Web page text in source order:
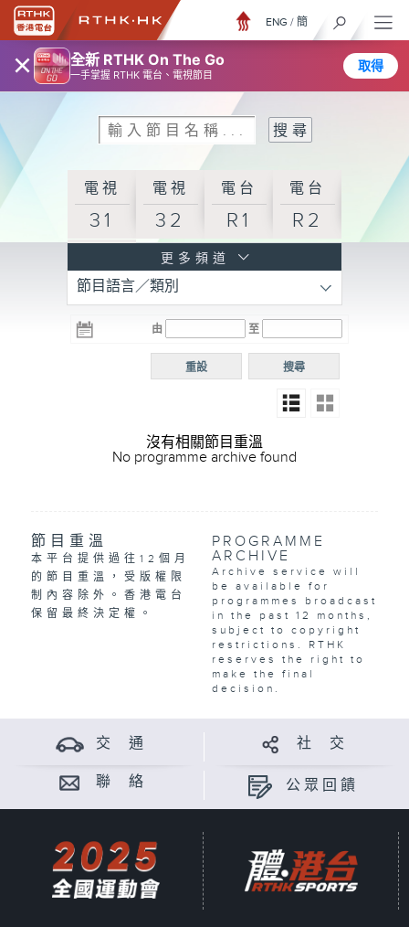
× 全新 RTHK On The Go
一手掌握 RTHK 電台、電視節目
取得
ENG / 簡
電視
31
電視
32
電台
R1
電台
R2
R3
電台 電台
R5
電台
普通
更多頻道
節目語言／類別
由 至
搜尋
重設
沒有相關節目重溫
No programme archive found
節目重溫
本平台提供過往12個月
的節目重溫，受版權限
制內容除外。香港電台
保留最終決定權。
PROGRAMME
ARCHIVE
Archive service will
be available for
programmes broadcast
in the past 12 months,
subject to copyright
restrictions. RTHK
reserves the right to
make the final
decision.
交 通 社 交
聯 絡 公眾回饋